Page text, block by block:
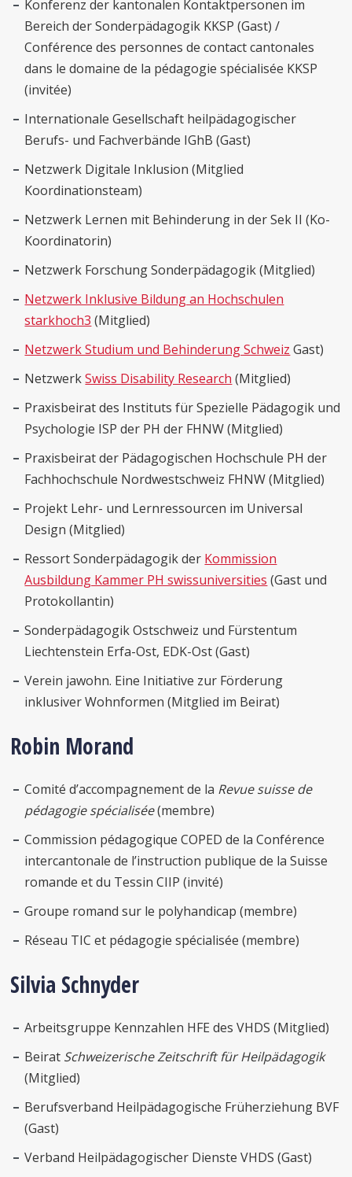
Konferenz der kantonalen Kontaktpersonen im
Bereich der Sonderpädagogik KKSP (Gast) /
Conférence des personnes de contact cantonales
dans le domaine de la pédagogie spécialisée KKSP
(invitée)
Internationale Gesellschaft heilpädagogischer
Berufs- und Fachverbände IGhB (Gast)
Netzwerk Digitale Inklusion (Mitglied
Koordinationsteam)
Netzwerk Lernen mit Behinderung in der Sek II (Ko-
Koordinatorin)
Netzwerk Forschung Sonderpädagogik (Mitglied)
Netzwerk Inklusive Bildung an Hochschulen
starkhoch3 (Mitglied)
Netzwerk Studium und Behinderung Schweiz Gast)
NetzwerkSwiss Disability Research (Mitglied)
Praxisbeirat des Instituts für Spezielle Pädagogik und
Psychologie ISP der PH der FHNW (Mitglied)
Praxisbeirat der Pädagogischen Hochschule PH der
Fachhochschule Nordwestschweiz FHNW (Mitglied)
Projekt Lehr- und Lernressourcen im Universal
Design (Mitglied)
Ressort Sonderpädagogik der Kommission
Ausbildung Kammer PH swissuniversities (Gast und
Protokollantin)
Sonderpädagogik Ostschweiz und Fürstentum
Liechtenstein Erfa-Ost, EDK-Ost (Gast)
Verein jawohn. Eine Initiative zur Förderung
inklusiver Wohnformen (Mitglied im Beirat)
Robin Morand
Comité d’accompagnement de la Revue suisse de
pédagogie spécialisée(membre)
Commission pédagogique COPED de la Conférence
intercantonale de l’instruction publique de la Suisse
romande et du Tessin CIIP (invité)
Groupe romand sur le polyhandicap (membre)
Réseau TIC et pédagogie spécialisée (membre)
Silvia Schnyder
Arbeitsgruppe Kennzahlen HFE des VHDS (Mitglied)
Beirat Schweizerische Zeitschrift für Heilpädagogik
(Mitglied)
Berufsverband Heilpädagogische Früherziehung BVF
(Gast)
Verband Heilpädagogischer Dienste VHDS (Gast)